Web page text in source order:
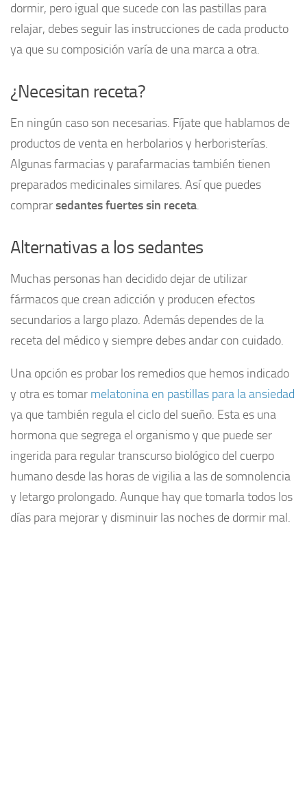
dormir, pero igual que sucede con las pastillas para
relajar, debes seguir las instrucciones de cada producto
ya que su composición varía de una marca a otra.
¿Necesitan receta?
En ningún caso son necesarias. Fíjate que hablamos de
productos de venta en herbolarios y herboristerías.
Algunas farmacias y parafarmacias también tienen
preparados medicinales similares. Así que puedes
comprarsedantes fuertes sin receta.
Alternativas a los sedantes
Muchas personas han decidido dejar de utilizar
fármacos que crean adicción y producen efectos
secundarios a largo plazo. Además dependes de la
receta del médico y siempre debes andar con cuidado.
Una opción es probar los remedios que hemos indicado
y otra es tomar melatonina en pastillas para la ansiedad
ya que también regula el ciclo del sueño. Esta es una
hormona que segrega el organismo y que puede ser
ingerida para regular transcurso biológico del cuerpo
humano desde las horas de vigilia a las de somnolencia
y letargo prolongado. Aunque hay que tomarla todos los
días para mejorar y disminuir las noches de dormir mal.